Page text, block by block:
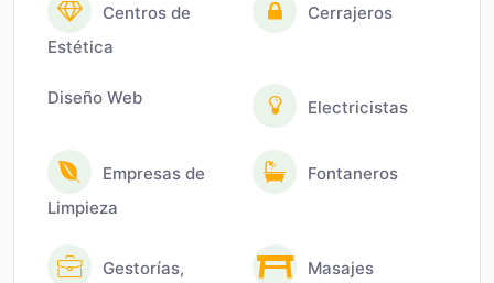
Centros de
Estética
Cerrajeros
Diseño Web Electricistas
Empresas de
Limpieza
Fontaneros
Gestorías,
Masajes